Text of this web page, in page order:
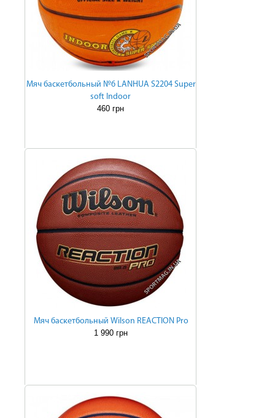
Мяч баскетбольный №6 LANHUA S2204 Super
soft Indoor
460 грн
Мяч баскетбольный Wilson REACTION Pro
1 990 грн